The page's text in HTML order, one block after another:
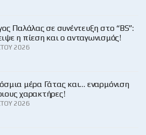
Παλάλας σε συνέντευξη στο “BS”:
η πίεση και ο ανταγωνισμός!
2026
μέρα Γάτας και… εναρμόνιση
χαρακτήρες!
2026